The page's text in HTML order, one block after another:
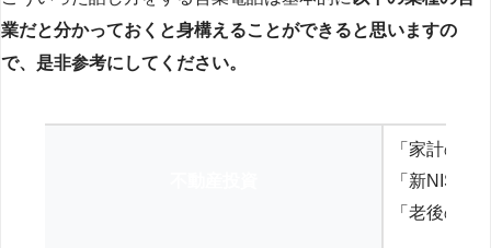
業だと分かっておくと身構えることができると思いますの
で、是非参考にしてください。
「家計の見
「新NISA
「老後の